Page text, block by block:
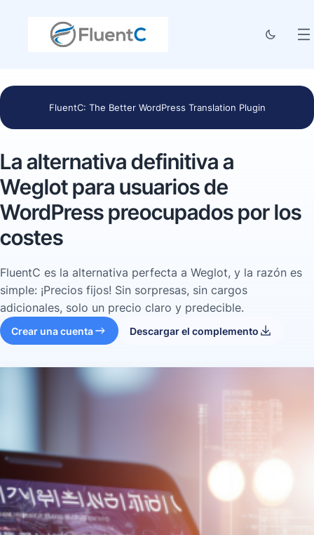
FluentC: The Better WordPress Translation Plugin
La alternativa definitiva a
Weglot para usuarios de
WordPress preocupados por los
costes
FluentC es la alternativa perfecta a Weglot, y la razón es
simple: ¡Precios fijos! Sin sorpresas, sin cargos
adicionales, solo un precio claro y predecible.
Crear una cuenta Descargar el complemento